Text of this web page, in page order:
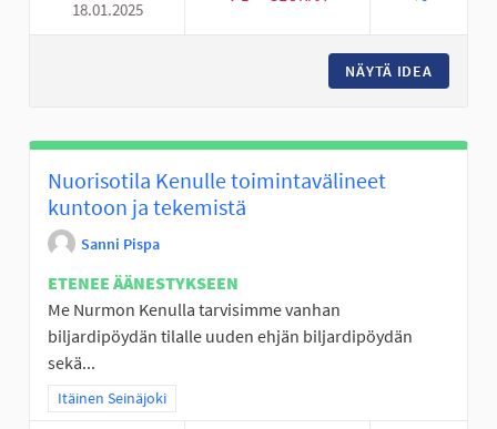
18.01.2025
NÄYTÄ IDEA
Nuorisotila Kenulle toimintavälineet
kuntoon ja tekemistä
Sanni Pispa
ETENEE ÄÄNESTYKSEEN
Me Nurmon Kenulla tarvisimme vanhan
biljardipöydän tilalle uuden ehjän biljardipöydän
sekä...
Rajaa tulokset teeman mukaan: Itäinen Seinäjoki
Itäinen Seinäjoki